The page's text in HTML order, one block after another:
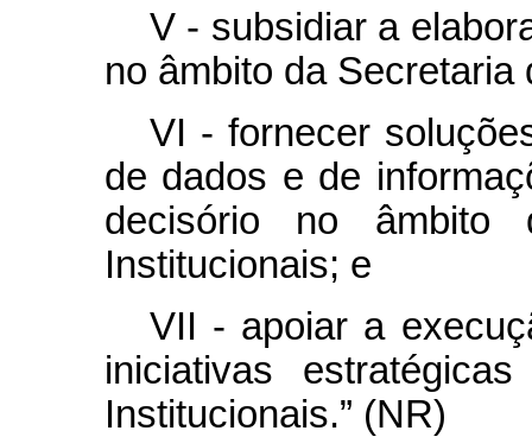
V - subsidiar a
no âmbito da
VI - fornecer
de dados e de
decisório no âmbito
Institucionais; e
VII - apoiar a
iniciativas
Institucionais.” (NR)